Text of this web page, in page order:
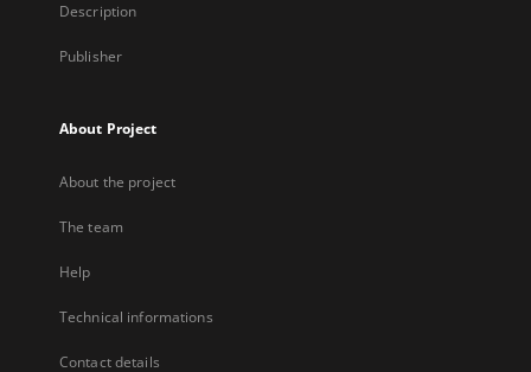
Description
Publisher
About Project
About the project
The team
Help
Technical informations
Contact details